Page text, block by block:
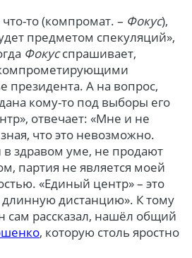
то (компромат. – Фокус),
предметом спекуляций»,
Фокусспрашивает,
компрометирующими
президента. А на вопрос,
кому-то под выборы его
отвечает: «Мне и не
что это невозможно.
в здравом уме, не продают
партия не является моей
«Единый центр» – это
длинную дистанцию». К тому
сам рассказал, нашёл общий
, которую столь яростно